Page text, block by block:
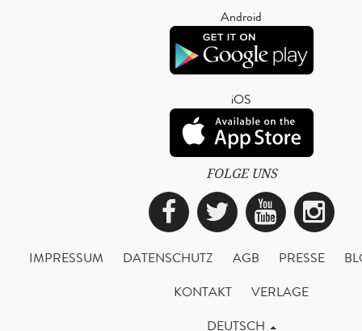
Android
iOS
FOLGE UNS
Facebook
Twitter
IMPRESSUM DATENSCHUTZ AGB PRESSE
KONTAKT
VERLAGE
DEUTSCH